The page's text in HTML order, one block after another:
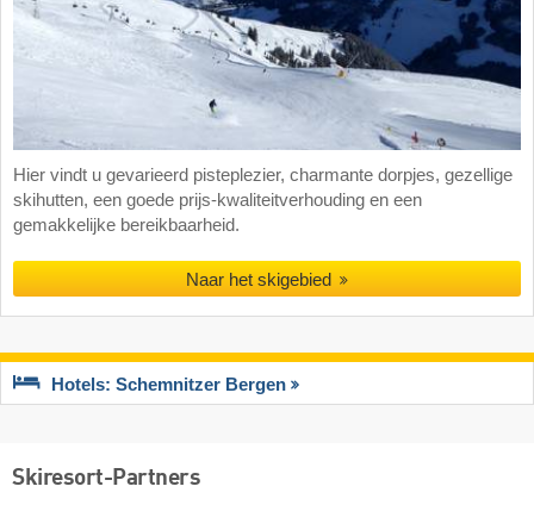
Hier vindt u gevarieerd pisteplezier, charmante dorpjes, gezellige
skihutten, een goede prijs-kwaliteitverhouding en een
gemakkelijke bereikbaarheid.
Naar het skigebied
Hotels: Schemnitzer Bergen
Skiresort-Partners